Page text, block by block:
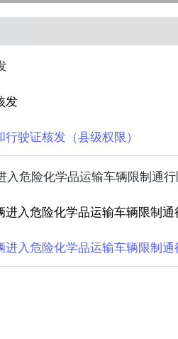
公安消防
发
驶证核发（县级权限）
入危险化学品运输车辆限制通
进入危险化学品运输车辆限制
进入危险化学品运输车辆限制